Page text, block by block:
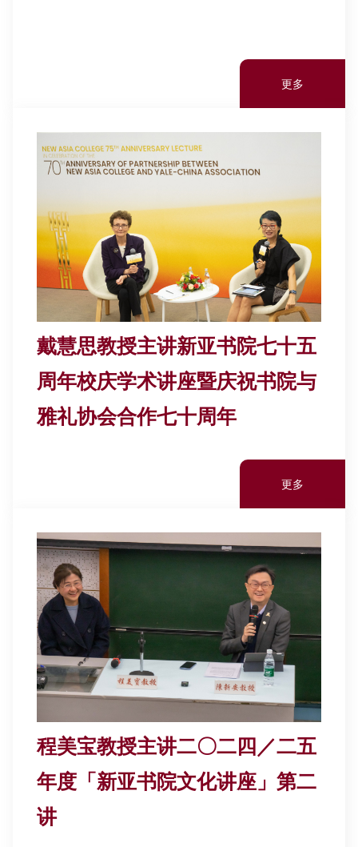
更多
戴慧思教授主讲新亚书院七十五
周年校庆学术讲座暨庆祝书院与
雅礼协会合作七十周年
更多
程美宝教授主讲二〇二四／二五
年度「新亚书院文化讲座」第二
讲